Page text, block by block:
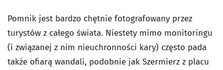
Pomnik jest bardzo chętnie fotografowany przez
turystów z całego świata. Niestety mimo monitoringu
(i związanej z nim nieuchronności kary) często pada
także ofiarą wandali, podobnie jak Szermierz z placu